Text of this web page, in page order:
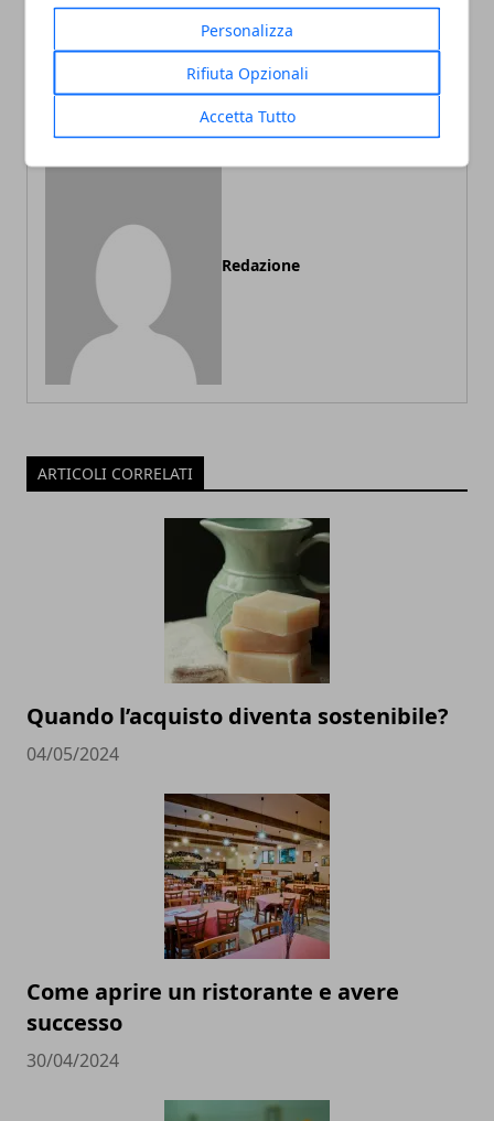
Personalizza
Rifiuta Opzionali
Accetta Tutto
Parquet e colore delle
pareti, come abbinare
L'importanza dei corsi di
formazione e il corso Revit:
quando partecipare?
Redazione
ARTICOLI CORRELATI
Quando l’acquisto diventa sostenibile?
04/05/2024
Come aprire un ristorante e avere
successo
30/04/2024